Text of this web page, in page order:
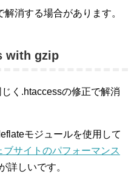
消する場合があります。
with gzip
く.htaccessの修正で解消
モジュールを使用して
サイトのパフォーマンス
詳しいです。